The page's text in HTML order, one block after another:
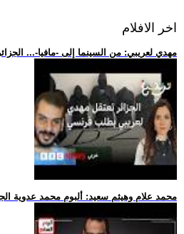
اخر الافلام
.. مهدي لعريبي: من السينما إلى -مافيا-...
.. محمد علام وهيثم سعيد: ألبوم محمد عدوية